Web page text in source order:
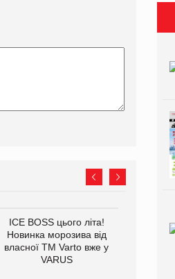
ICE BOSS цього літа!
Новинка морозива від
власної ТМ Varto вже у
VARUS